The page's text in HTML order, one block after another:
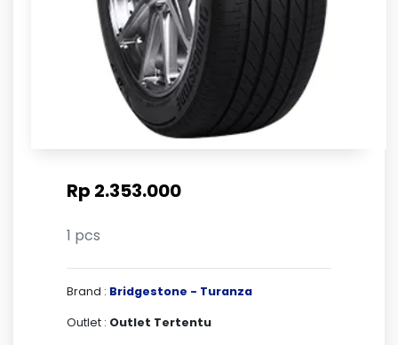
Rp 2.353.000
1 pcs
Brand : Bridgestone - Turanza
Outlet : Outlet Tertentu